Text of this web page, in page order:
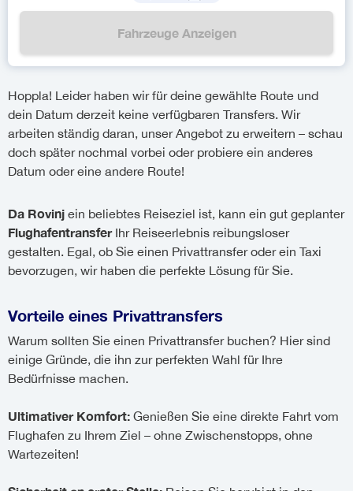
Fahrzeuge Anzeigen
Hoppla! Leider haben wir für deine gewählte Route und
dein Datum derzeit keine verfügbaren Transfers. Wir
arbeiten ständig daran, unser Angebot zu erweitern – schau
doch später nochmal vorbei oder probiere ein anderes
Datum oder eine andere Route!
Da Rovinj ein beliebtes Reiseziel ist, kann ein gut geplanter
FlughafentransferIhr Reiseerlebnis reibungsloser
gestalten. Egal, ob Sie einen Privattransfer oder ein Taxi
bevorzugen, wir haben die perfekte Lösung für Sie.
Vorteile eines Privattransfers
Warum sollten Sie einen Privattransfer buchen? Hier sind
einige Gründe, die ihn zur perfekten Wahl für Ihre
Bedürfnisse machen.
Ultimativer Komfort: Genießen Sie eine direkte Fahrt vom
Flughafen zu Ihrem Ziel – ohne Zwischenstopps, ohne
Wartezeiten!